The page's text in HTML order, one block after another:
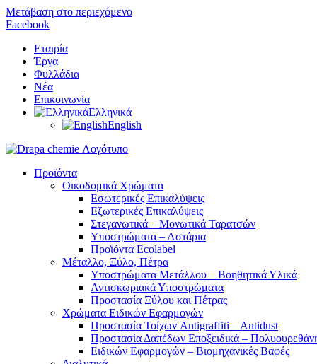
Μετάβαση στο περιεχόμενο
Facebook
Εταιρία
Έργα
Φυλλάδια
Nέα
Επικοινωνία
Ελληνικά
English
Προϊόντα
Οικοδομικά Χρώματα
Εσωτερικές Επικαλύψεις
Εξωτερικές Επικαλύψεις
Στεγανωτικά – Μονωτικά Ταρατσών
Υποστρώματα – Αστάρια
Προϊόντα Ecolabel
Μέταλλο, Ξύλο, Πέτρα
Υποστρώματα Μετάλλου – Βοηθητικά Υλικά
Αντισκωριακά Υποστρώματα
Προστασία Ξύλου και Πέτρας
Χρώματα Ειδικών Εφαρμογών
Προστασία Τοίχων Antigraffiti – Antidust
Προστασία Δαπέδων Εποξειδικά –
Ειδικών Εφαρμογών – Βιομηχανικές Βαφές